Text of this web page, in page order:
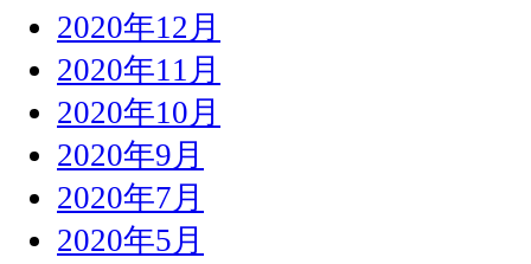
2020年12月
2020年11月
2020年10月
2020年9月
2020年7月
2020年5月